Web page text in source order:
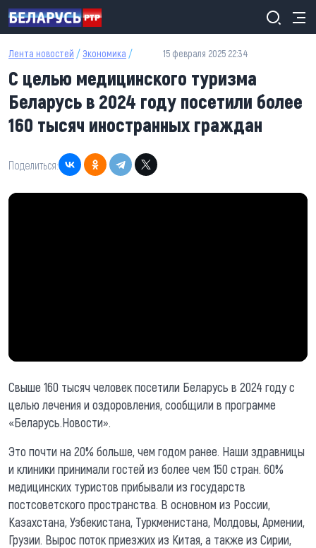
Перейти к основному содержанию
Лента новостей / Экономика / 15 февраля 2025 22:34
С целью медицинского туризма
Беларусь в 2024 году посетили более
160 тысяч иностранных граждан
Поделиться:
Свыше 160 тысяч человек посетили Беларусь в 2024 году с
целью лечения и оздоровления, сообщили в программе
«Беларусь.Новости».
Это почти на 20% больше, чем годом ранее. Наши здравницы
и клиники принимали гостей из более чем 150 стран. 60%
медицинских туристов прибывали из государств
постсоветского пространства. В основном из России,
Казахстана, Узбекистана, Туркменистана, Молдовы, Армении,
Грузии. Вырос поток приезжих из Китая, а также из Сирии,